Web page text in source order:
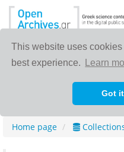
This website uses
best experience.
Learn
Got
Home page